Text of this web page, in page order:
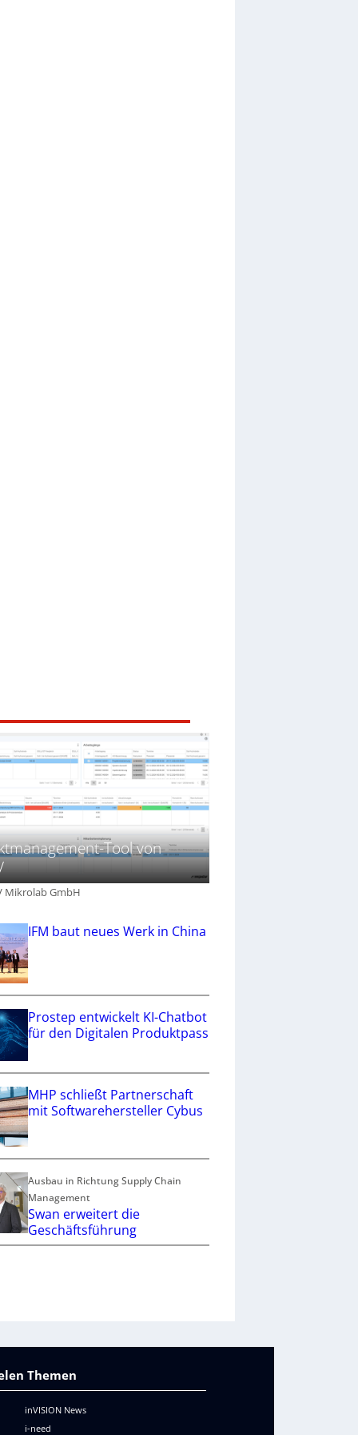
Tool von
Mikrolab GmbH
IFM baut neues Werk in China
Prostep entwickelt KI-Chatbot
für den Digitalen Produktpass
MHP schließt Partnerschaft
mit Softwarehersteller Cybus
Ausbau in Richtung Supply Chain
Management
Swan erweitert die
Geschäftsführung
Themen
inVISION News
i-need